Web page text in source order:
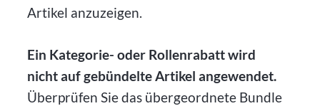
Artikel anzuzeigen.
Ein Kategorie- oder Rollenrabatt wird
nicht auf gebündelte Artikel angewendet.
Überprüfen Sie das übergeordnete Bundle